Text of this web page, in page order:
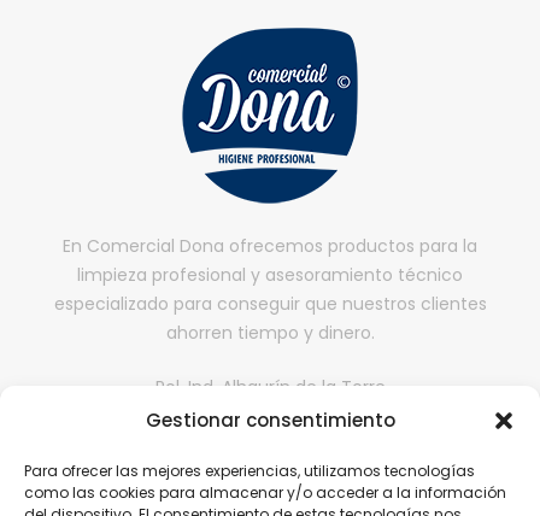
Gestionar consentimiento
Para ofrecer las mejores experiencias, utilizamos tecnologías
como las cookies para almacenar y/o acceder a la información
En Comercial Dona ofrecemos productos para la
limpieza profesional y asesoramiento técnico
especializado para conseguir que nuestros clientes
ahorren tiempo y dinero.
Pol. Ind. Alhaurín de la Torre
II fase, Nave 65,
comercialdona@gmail.com